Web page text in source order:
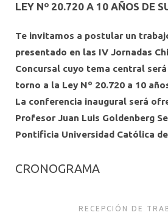
LEY Nº 20.720 A 10 AÑOS DE
Te invitamos a postular un
presentado en las IV Jornadas
Concursal cuyo tema central
torno a la Ley Nº 20.720 a 10
La conferencia inaugural será
Profesor Juan Luis Goldenberg
Pontificia Universidad Católica
CRONOGRAMA
RECEPCIÓN DE